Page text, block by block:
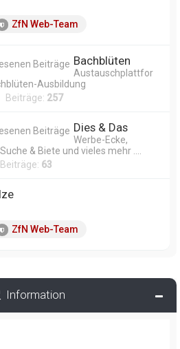
ZfN Web-Team
Bachblüten
Austauschplattfor
Ausbildung
Beiträge: 257
Dies & Das
Werbe-Ecke,
& Biete und vieles mehr ....
63
ZfN Web-Team
Information